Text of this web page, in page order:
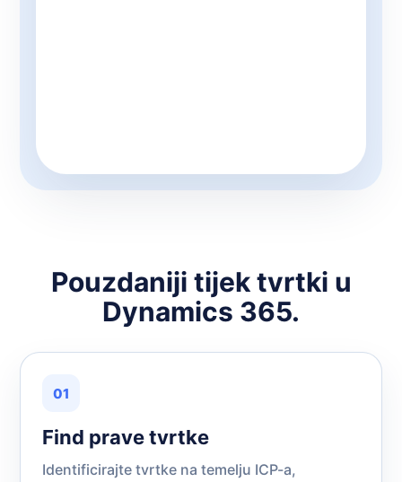
Pouzdaniji tijek tvrtki u
Dynamics 365.
01
Find prave tvrtke
Identificirajte tvrtke na temelju ICP-a,